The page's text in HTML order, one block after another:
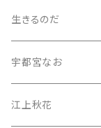
生きるのだ
宇都宮なお
江上秋花